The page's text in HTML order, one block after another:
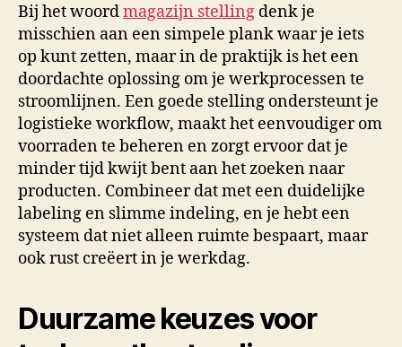
Bij het woordmagazijn stelling denk je
misschien aan een simpele plank waar je iets
op kunt zetten, maar in de praktijk is het een
doordachte oplossing om je werkprocessen te
stroomlijnen. Een goede stelling ondersteunt je
logistieke workflow, maakt het eenvoudiger om
voorraden te beheren en zorgt ervoor dat je
minder tijd kwijt bent aan het zoeken naar
producten. Combineer dat met een duidelijke
labeling en slimme indeling, en je hebt een
systeem dat niet alleen ruimte bespaart, maar
ook rust creëert in je werkdag.
Duurzame keuzes voor